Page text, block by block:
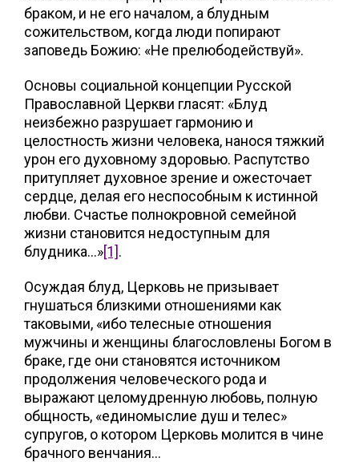
браком, и не его началом, а блудным
сожительством, когда люди попирают
заповедь Божию: «Не прелюбодействуй».
Основы социальной концепции Русской
Православной Церкви гласят: «Блуд
неизбежно разрушает гармонию и
целостность жизни человека, нанося тяжкий
урон его духовному здоровью. Распутство
притупляет духовное зрение и ожесточает
сердце, делая его неспособным к истинной
любви. Счастье полнокровной семейной
жизни становится недоступным для
блудника…»[1].
Осуждая блуд, Церковь не призывает
гнушаться близкими отношениями как
таковыми, «ибо телесные отношения
мужчины и женщины благословлены Богом в
браке, где они становятся источником
продолжения человеческого рода и
выражают целомудренную любовь, полную
общность, «единомыслие душ и телес»
супругов, о котором Церковь молится в чине
брачного венчания…